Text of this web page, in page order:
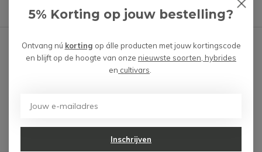
We helpen je graag met het vinden van het juiste product.
Verstuur mail Reviews
Gebruikers beoordelingen
DoorLinda Koolen- 05-09-2023 13:20
5% Korting op jouw bestelling?
Ontvang nú korting op álle producten met jouw kortingscode
en blijft op de hoogte van onze nieuwste soorten, hybrides
en cultivars
Inschrijven